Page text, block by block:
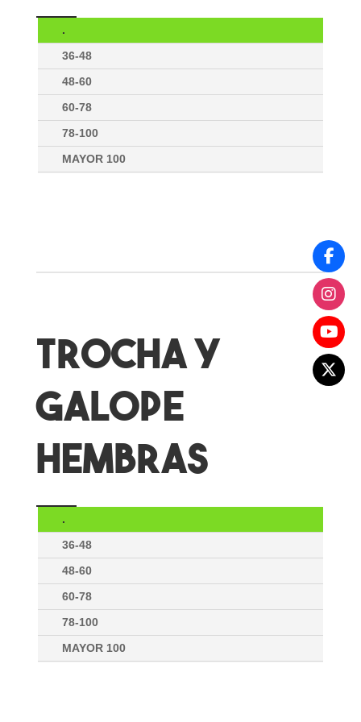
.
36-48
48-60
60-78
78-100
MAYOR 100
TROCHA Y
GALOPE
HEMBRAS
.
36-48
48-60
60-78
78-100
MAYOR 100